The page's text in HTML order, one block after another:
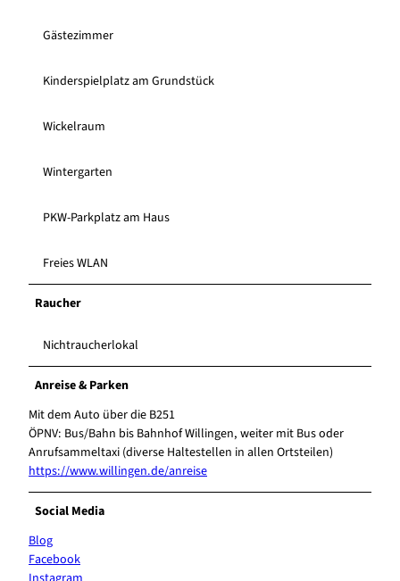
Gästezimmer
Kinderspielplatz am Grundstück
Wickelraum
Wintergarten
PKW-Parkplatz am Haus
Freies WLAN
Raucher
Nichtraucherlokal
Anreise & Parken
Mit dem Auto über die B251
ÖPNV: Bus/Bahn bis Bahnhof Willingen, weiter mit Bus oder
Anrufsammeltaxi (diverse Haltestellen in allen Ortsteilen)
https://www.willingen.de/anreise
Social Media
Blog
Facebook